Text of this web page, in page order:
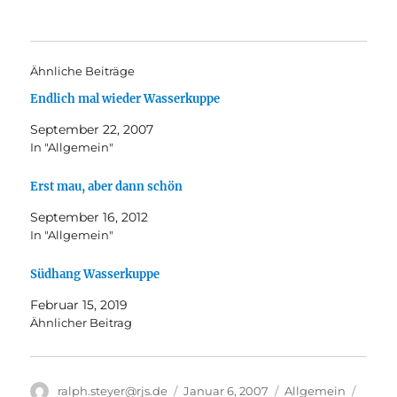
Ähnliche Beiträge
Endlich mal wieder Wasserkuppe
September 22, 2007
In "Allgemein"
Erst mau, aber dann schön
September 16, 2012
In "Allgemein"
Südhang Wasserkuppe
Februar 15, 2019
Ähnlicher Beitrag
Autor
ralph.steyer@rjs.de
Veröffentlicht
Januar 6, 2007 Kategorien
Allgemein